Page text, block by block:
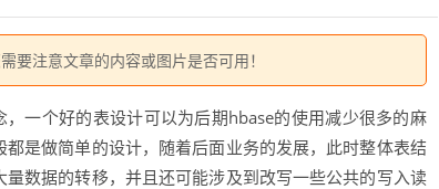
要注意文章的内容或图片是否可用！
一个好的表设计可以为后期hbase的使用减少很多的麻
是做简单的设计，随着后面业务的发展，此时整体表结
数据的转移，并且还可能涉及到改写一些公共的写入读